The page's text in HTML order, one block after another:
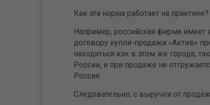
Как эта норма работает на практике?
Например, российская фирма имеет
договору купли-продажи «Актив»
находиться как в этом же городе,
России, и при продаже не
Россия.
Следовательно, с выручки от